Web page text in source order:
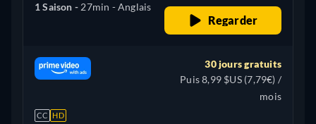
1 Saison - 27min - Anglais
Regarder
CC HD
30 jours gratuits
Puis 8,99 $US (7,79€) /
mois